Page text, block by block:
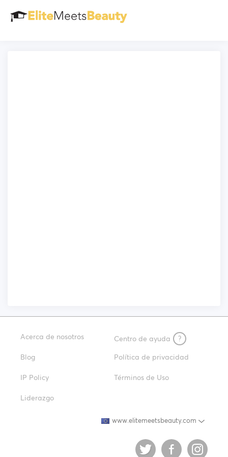
Acerca de nosotros Centro de ayuda
?
Blog
Política de privacidad
IP Policy Términos de Uso
Liderazgo
www.elitemeetsbeauty.com